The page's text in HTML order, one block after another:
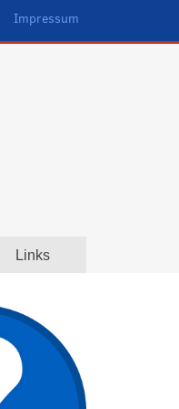
Impressum
Links